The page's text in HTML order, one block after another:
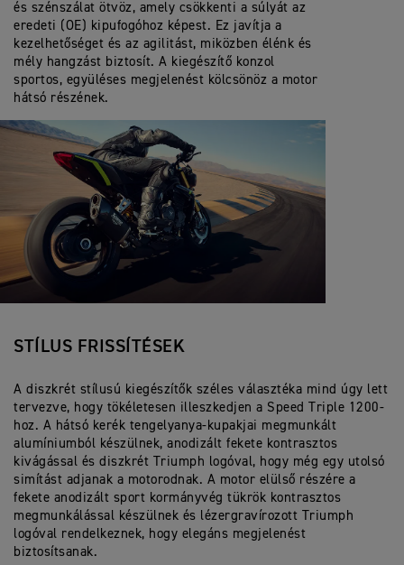
és szénszálat ötvöz, amely csökkenti a súlyát az
eredeti (OE) kipufogóhoz képest. Ez javítja a
kezelhetőséget és az agilitást, miközben élénk és
mély hangzást biztosít. A kiegészítő konzol
sportos, együléses megjelenést kölcsönöz a motor
hátsó részének.
STÍLUS FRISSÍTÉSEK
A diszkrét stílusú kiegészítők széles választéka mind úgy lett
tervezve, hogy tökéletesen illeszkedjen a Speed Triple 1200-
hoz. A hátsó kerék tengelyanya-kupakjai megmunkált
alumíniumból készülnek, anodizált fekete kontrasztos
kivágással és diszkrét Triumph logóval, hogy még egy utolsó
simítást adjanak a motorodnak. A motor elülső részére a
fekete anodizált sport kormányvég tükrök kontrasztos
megmunkálással készülnek és lézergravírozott Triumph
logóval rendelkeznek, hogy elegáns megjelenést
biztosítsanak.